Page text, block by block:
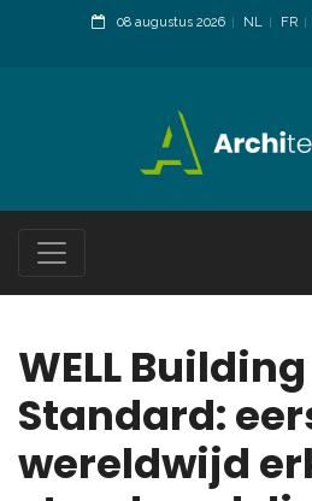
08 augustus 2026 NL FR
WELL Building
Standard:
wereldwijd